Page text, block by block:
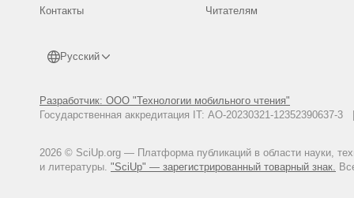
Контакты
Русский
Разработчик: ООО "Технологии мобильного чтения"
Государственная аккредитация IT: АО-20230321-
2026 © SciUp.org — Платформа публикаций в области науки,
и литературы. "SciUp" — зарегистрированный товарный знак.
Читателям